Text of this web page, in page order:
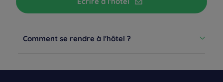
Comment se rendre à l'hôtel ?
GARE